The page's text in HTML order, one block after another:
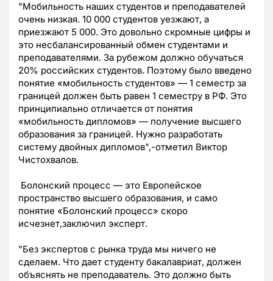
"Мобильность наших студентов и преподавателей
очень низкая. 10 000 студентов уезжают, а
приезжают 5 000. Это довольно скромные цифры и
это несбалансированный обмен студентами и
преподавателями. За рубежом должно обучаться
20% российских студентов. Поэтому было введено
понятие «мобильность студентов» — 1 семестр за
границей должен быть равен 1 семестру в РФ. Это
принципиально отличается от понятия
«мобильность дипломов» — получение высшего
образования за границей. Нужно разработать
систему двойных дипломов",-отметил Виктор
Чистохвалов.
Болонский процесс — это Европейское
пространство высшего образования, и само
понятие «Болонский процесс» скоро
исчезнет,заключил эксперт.
"Без экспертов с рынка труда мы ничего не
сделаем. Что дает студенту бакалавриат, должен
объяснять не преподаватель. Это должно быть